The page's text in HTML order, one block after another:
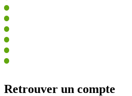
Retrouver un compte